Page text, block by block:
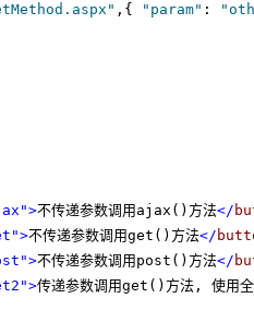
,{ "param" :
>不传递参数调用ajax()方法</
>不传递参数调用get()方法</
>不传递参数调用post()方法</
>传递参数调用get()方法, 使用全